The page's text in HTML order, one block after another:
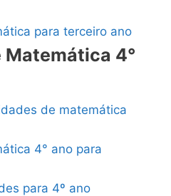
para terceiro ano
4°
de matemática
4° ano para
para 4º ano